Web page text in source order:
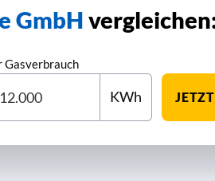
GmbH
Gasverbrauch
KWh